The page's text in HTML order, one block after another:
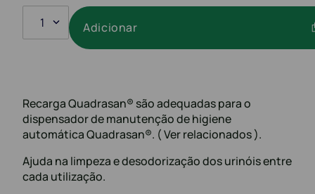
1 Adicionar
Recarga Quadrasan® são adequadas para o
dispensador de manutenção de higiene
automática Quadrasan®. ( Ver relacionados ).
Ajuda na limpeza e desodorização dos urinóis entre
cada utilização.